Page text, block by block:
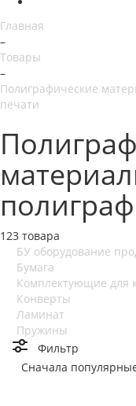
Главная
–
Товары
–
Полиграфические
печати
123 товара
БУ оборудование
Бумага
Комплектующие для
Конверты
Ламинат
Пружины
Фильтр
Сначала